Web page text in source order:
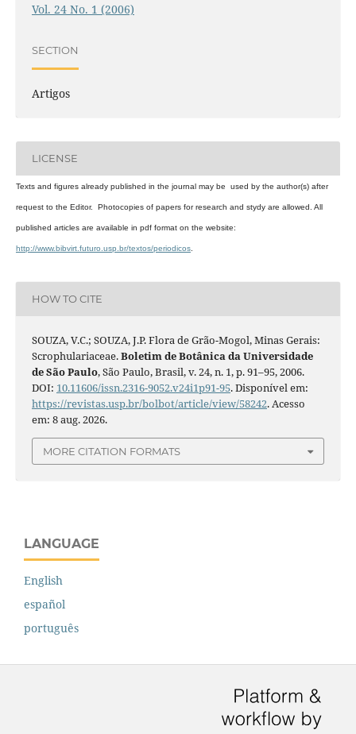
Vol. 24 No. 1 (2006)
SECTION
Artigos
LICENSE
Texts and figures already published in the journal may be used by the author(s) after
request to the Editor. Photocopies of papers for research and stydy are allowed. All
published articles are available in pdf format on the website:
http://www.bibvirt.futuro.usp.br/textos/periodicos.
HOW TO CITE
SOUZA, V.C.; SOUZA, J.P. Flora de Grão-Mogol, Minas Gerais:
Scrophulariaceae.Boletim de Botânica da Universidade
de São Paulo, São Paulo, Brasil, v. 24, n. 1, p. 91–95, 2006.
DOI: 10.11606/issn.2316-9052.v24i1p91-95. Disponível em:
https://revistas.usp.br/bolbot/article/view/58242. Acesso
em: 8 aug. 2026.
MORE CITATION FORMATS
LANGUAGE
English
español
português